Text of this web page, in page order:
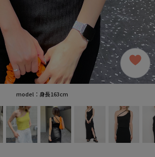
model：身長163cm